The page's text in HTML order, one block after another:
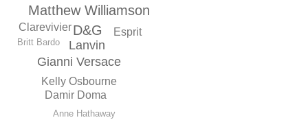
Matthew Williamson
D&G
Lanvin
Gianni Versace
Kelly Osbourne
Clarevivier
Damir Doma
Esprit
Britt Bardo
Anne Hathaway